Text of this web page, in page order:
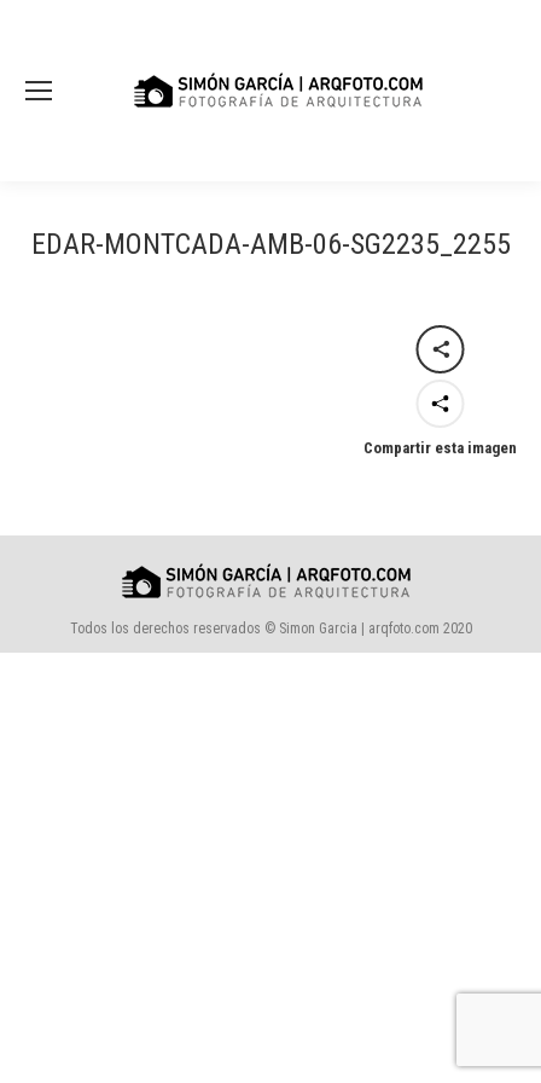
EDAR-MONTCADA-AMB-06-SG2235_2255
Compartir esta imagen
Todos los derechos reservados © Simon Garcia | arqfoto.com 2020